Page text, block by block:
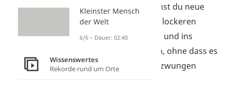
knüpfen. Hier kannst du neue
Menschen in einer lockeren
Umgebung treffen und ins
Gespräch kommen, ohne dass es
zu formell oder gezwungen
Kleinster Mensch
der Welt
6/6 – Dauer: 02:40
Wissenswertes
Rekorde rund um Orte